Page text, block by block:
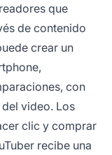
que
de contenido
crear un
con
video. Los
clic y comprar
recibe una